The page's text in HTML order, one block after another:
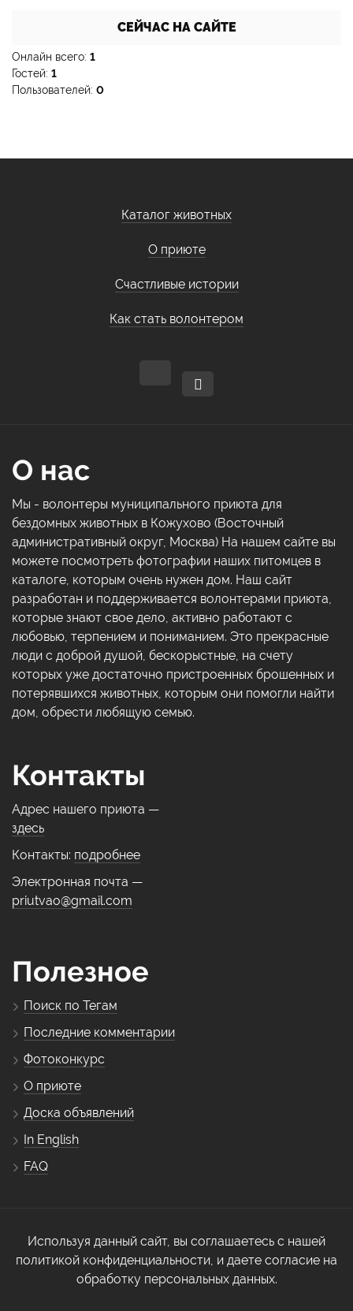
СЕЙЧАС НА САЙТЕ
Онлайн всего: 1
Гостей: 1
Пользователей: 0
Каталог животных
О приюте
Счастливые истории
Как стать волонтером
О нас
Мы - волонтеры муниципального приюта для
бездомных животных в Кожухово (Восточный
административный округ, Москва) На нашем сайте вы
можете посмотреть фотографии наших питомцев в
каталоге, которым очень нужен дом. Наш сайт
разработан и поддерживается волонтерами приюта,
которые знают свое дело, активно работают с
любовью, терпением и пониманием. Это прекрасные
люди с доброй душой, бескорыстные, на счету
которых уже достаточно пристроенных брошенных и
потерявшихся животных, которым они помогли найти
дом, обрести любящую семью.
Контакты
Адрес нашего приюта —
здесь
Контакты: подробнее
Электронная почта —
priutvao@gmail.com
Полезное
Поиск по Тегам
Последние комментарии
Фотоконкурс
О приюте
Доска объявлений
In English
FAQ
Используя данный сайт, вы соглашаетесь с нашей
политикой конфиденциальности, и даете согласие на
обработку персональных данных.